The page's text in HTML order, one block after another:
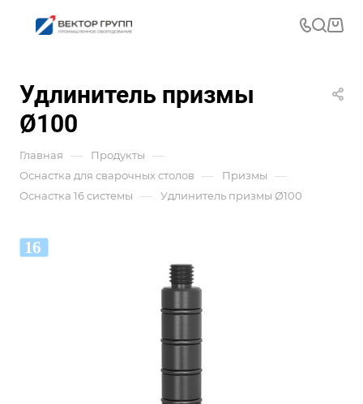
Удлинитель призмы
Ø100
Главная — Продукты —
Оснастка для сварочных столов — Призмы —
Оснастка 16 системы — Удлинитель призмы Ø100